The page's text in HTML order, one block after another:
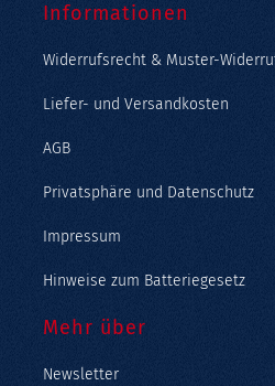
Informationen
Widerrufsrecht & Muster-
Liefer- und Versandkosten
AGB
Privatsphäre und Datenschutz
Impressum
Hinweise zum Batteriegesetz
Mehr über
Newsletter